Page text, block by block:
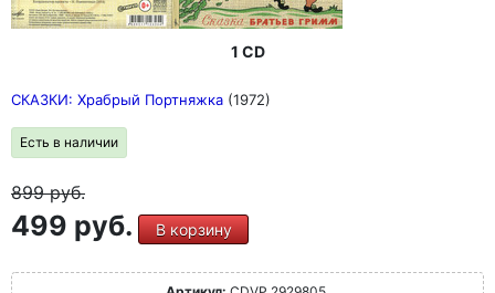
1 CD
СКАЗКИ: Храбрый Портняжка (1972)
Есть в наличии
899руб.
499 руб. В корзину